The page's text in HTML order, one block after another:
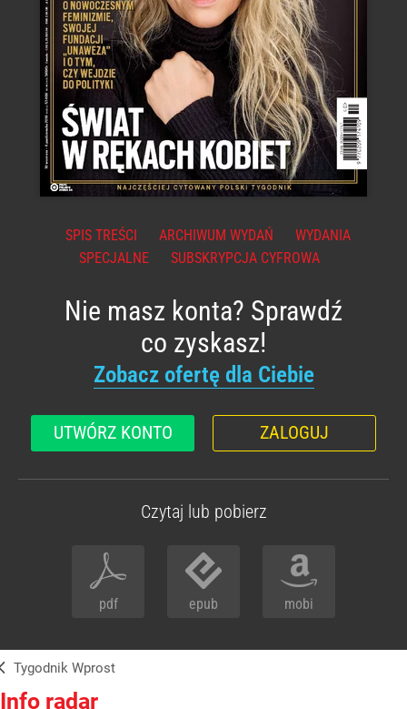
SPIS TREŚCI ARCHIWUM WYDAŃ
WYDANIA
SPECJALNE
SUBSKRYPCJA CYFROWA
Nie masz konta? Sprawdź
co zyskasz!
Zobacz ofertę dla Ciebie
UTWÓRZ KONTO ZALOGUJ
Czytaj lub pobierz
pdf epub mobi
Tygodnik Wprost
Info radar